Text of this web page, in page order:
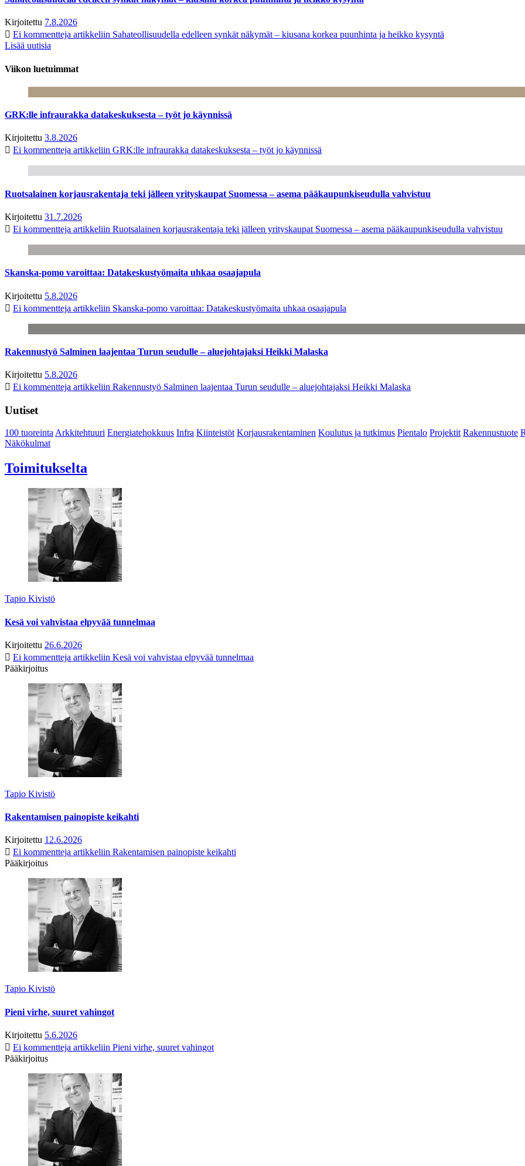
Kirjoitettu 7.8.2026
Ei kommentteja artikkeliin Sahateollisuudella edelleen synkät näkymät – kiusana korkea puunhinta ja heikko kysyntä
Lisää uutisia
Viikon luetuimmat
GRK:lle infraurakka datakeskuksesta – työt jo käynnissä
Kirjoitettu 3.8.2026
Ei kommentteja artikkeliin GRK:lle infraurakka datakeskuksesta – työt jo käynnissä
Ruotsalainen korjausrakentaja teki jälleen yrityskaupat Suomessa – asema pääkaupunkiseudulla vahvistuu
Kirjoitettu 31.7.2026
Ei kommentteja artikkeliin Ruotsalainen korjausrakentaja teki jälleen yrityskaupat Suomessa – asema pääkaupunkiseudulla vahvistuu
Skanska-pomo varoittaa: Datakeskustyömaita uhkaa osaajapula
Kirjoitettu 5.8.2026
Ei kommentteja artikkeliin Skanska-pomo varoittaa: Datakeskustyömaita uhkaa osaajapula
Rakennustyö Salminen laajentaa Turun seudulle – aluejohtajaksi Heikki Malaska
Kirjoitettu 5.8.2026
Ei kommentteja artikkeliin Rakennustyö Salminen laajentaa Turun seudulle – aluejohtajaksi Heikki Malaska
Uutiset
100 tuoreintaArkkitehtuuri Energiatehokkuus Infra Kiinteistöt Korjausrakentaminen Koulutus ja tutkimus Pientalo Projektit Rakennustuote
Näkökulmat
Toimitukselta
Tapio Kivistö
Kesä voi vahvistaa elpyvää tunnelmaa
Kirjoitettu 26.6.2026
Ei kommentteja artikkeliin Kesä voi vahvistaa elpyvää tunnelmaa
Pääkirjoitus
Tapio Kivistö
Rakentamisen painopiste keikahti
Kirjoitettu 12.6.2026
Ei kommentteja artikkeliin Rakentamisen painopiste keikahti
Pääkirjoitus
Tapio Kivistö
Pieni virhe, suuret vahingot
Kirjoitettu 5.6.2026
Ei kommentteja artikkeliin Pieni virhe, suuret vahingot
Pääkirjoitus